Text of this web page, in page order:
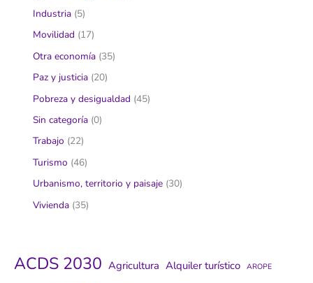
Industria (5)
Movilidad (17)
Otra economía (35)
Paz y justicia (20)
Pobreza y desigualdad (45)
Sin categoría (0)
Trabajo (22)
Turismo (46)
Urbanismo, territorio y paisaje (30)
Vivienda (35)
ACDS 2030 Agricultura Alquiler turístico AROPE